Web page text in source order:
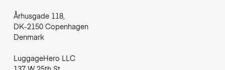
Århusgade 118,
DK-2150 Copenhagen
Denmark
LuggageHero LLC